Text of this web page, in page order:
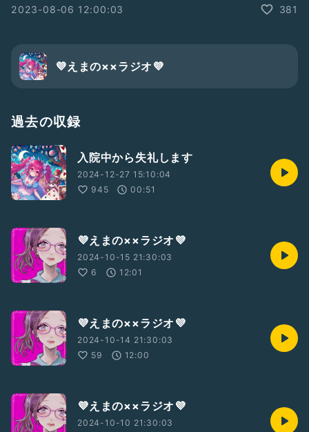
#新人さんいらっしゃい
#えまだから…許されたい
#わいわい楽しく過ごして欲しいと願います！
#皆様のおかげです！！
#あんにょん💜🐰
#自分のスキルを磨きます！！
2023-08-06 12:00:03
381
💜えまの××ラジオ💜
過去の収録
入院中から失礼します
2024-12-27 15:10:04
945
00:51
💜えまの××ラジオ💜
2024-10-15 21:30:03
6
12:01
💜えまの××ラジオ💜
2024-10-14 21:30:03
59
12:00
💜えまの××ラジオ💜
2024-10-10 21:30:03